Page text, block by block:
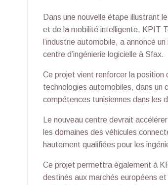
Dans une nouvelle étape illustrant
et de la mobilité intelligente, KPIT
l’industrie automobile, a annoncé
centre d’ingénierie logicielle à Sfax.
Ce projet vient renforcer la position
technologies automobiles, dans un
compétences tunisiennes dans les
Le nouveau centre devrait
les domaines des véhicules
hautement qualifiées pour les
Ce projet permettra également à
destinés aux marchés européens